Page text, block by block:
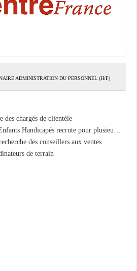
ADMINISTRATION DU PERSONNEL (H/F)
chargés de clientèle
Handicapés recrute pour plusieurs postes.
des conseillers aux ventes
de terrain